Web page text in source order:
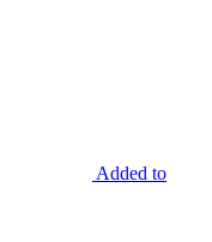
Added to